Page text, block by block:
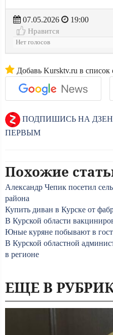
07.05.2026
19:00
Нравится
Нет голосов
Добавь Kursktv.ru в список
ПОДПИШИСЬ НА
ПЕРВЫМ
Похожие
Александр Чепик посетил
района
Купить диван в Курске от
В Курской области
Юные куряне побывают в
В Курской областной
в регионе
ЕЩЕ В